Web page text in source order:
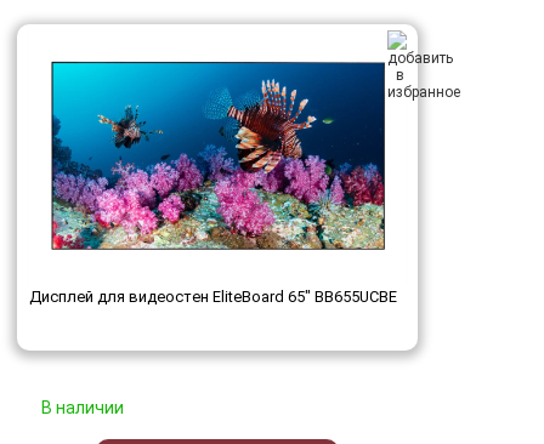
Дисплей для видеостен EliteBoard 65" BB655UCBE
В наличии